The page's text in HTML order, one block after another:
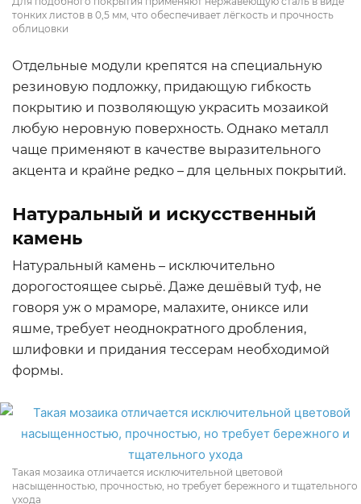
тонких листов в 0,5 мм, что обеспечивает лёгкость и прочность
облицовки
Отдельные модули крепятся на специальную
резиновую подложку, придающую гибкость
покрытию и позволяющую украсить мозаикой
любую неровную поверхность. Однако металл
чаще применяют в качестве выразительного
акцента и крайне редко – для цельных покрытий.
Натуральный и искусственный
камень
Натуральный камень – исключительно
дорогостоящее сырьё. Даже дешёвый туф, не
говоря уж о мраморе, малахите, ониксе или
яшме, требует неоднократного дробления,
шлифовки и придания тессерам необходимой
формы.
Такая мозаика отличается исключительной цветовой
насыщенностью, прочностью, но требует бережного и тщательного
ухода